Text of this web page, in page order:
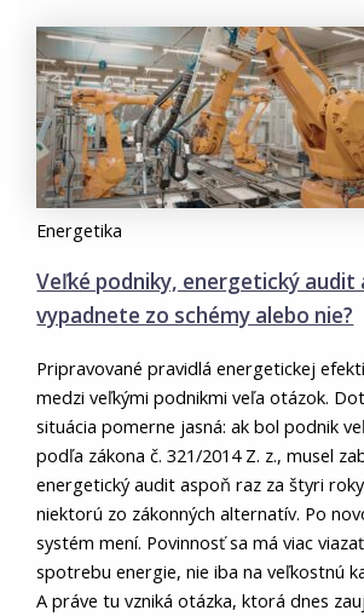
Energetika
Veľké podniky, energetický audit
vypadnete zo schémy alebo nie?
Pripravované pravidlá energetickej
medzi veľkými podnikmi veľa otázok.
situácia pomerne jasná: ak bol podnik
podľa zákona č. 321/2014 Z. z., musel
energetický audit aspoň raz za štyri
niektorú zo zákonných alternatív. Po
systém mení. Povinnosť sa má viac
spotrebu energie, nie iba na veľkostnú
A práve tu vzniká otázka, ktorá dnes